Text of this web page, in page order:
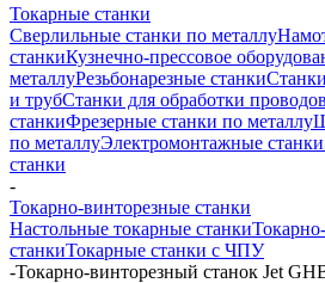
Токарные станки
Сверлильные станки по металлу
станкиКузнечно-прессовое
металлуРезьбонарезные станки
и трубСтанки для обработки
станкиФрезерные станки по металлу
по металлуЭлектромонтажные станки
станки
-
Токарно-винторезные станки
Настольные токарные станки
станкиТокарные станки с ЧПУ
-Токарно-винторезный станок Jet